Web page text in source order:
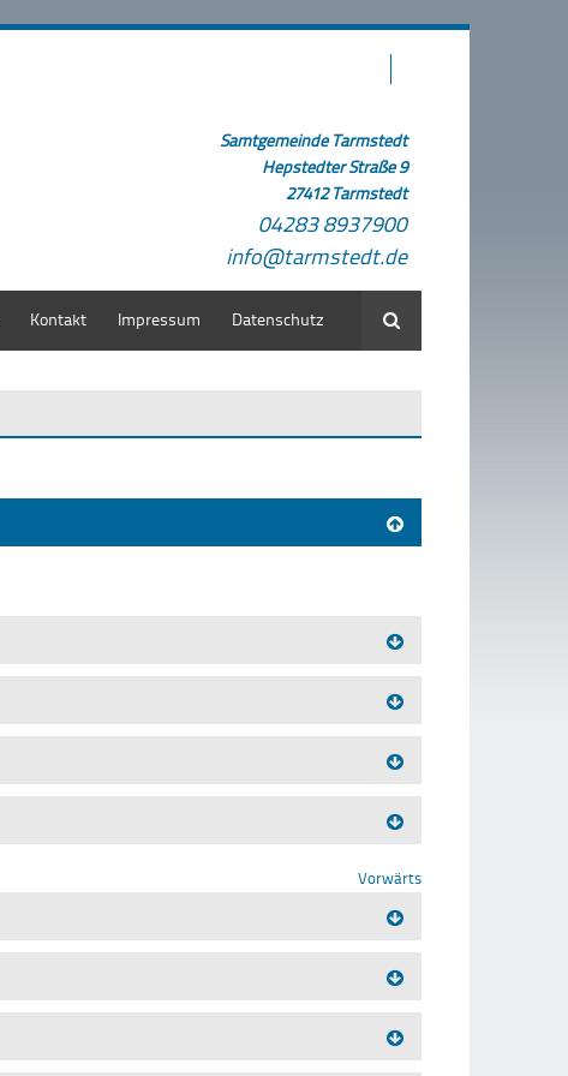
Samtgemeinde Tarmstedt
Hepstedter Straße 9
27412 Tarmstedt
04283 8937900
info@tarmstedt.de
Kontakt Impressum Datenschutz Suche
Vorwärts